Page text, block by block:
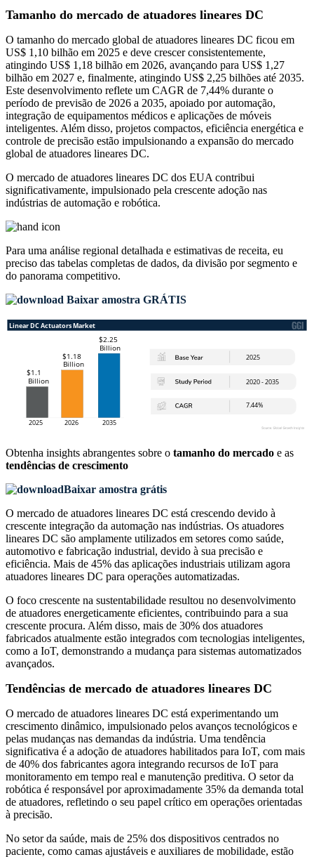
Tamanho do mercado de atuadores lineares DC
O tamanho do mercado global de atuadores lineares DC ficou em
US$ 1,10 bilhão em 2025 e deve crescer consistentemente,
atingindo US$ 1,18 bilhão em 2026, avançando para US$ 1,27
bilhão em 2027 e, finalmente, atingindo US$ 2,25 bilhões até 2035.
Este desenvolvimento reflete um CAGR de 7,44% durante o
período de previsão de 2026 a 2035, apoiado por automação,
integração de equipamentos médicos e aplicações de móveis
inteligentes. Além disso, projetos compactos, eficiência energética e
controle de precisão estão impulsionando a expansão do mercado
global de atuadores lineares DC.
O mercado de atuadores lineares DC dos EUA contribui
significativamente, impulsionado pela crescente adoção nas
indústrias de automação e robótica.
Para uma análise regional detalhada e estimativas de receita, eu
preciso das tabelas completas de dados, da divisão por segmento e
do panorama competitivo.
Baixar amostra GRÁTIS
Obtenha insights abrangentes sobre o tamanho do mercado e as
tendências de crescimento
Baixar amostra grátis
O mercado de atuadores lineares DC está crescendo devido à
crescente integração da automação nas indústrias. Os atuadores
lineares DC são amplamente utilizados em setores como saúde,
automotivo e fabricação industrial, devido à sua precisão e
eficiência. Mais de 45% das aplicações industriais utilizam agora
atuadores lineares DC para operações automatizadas.
O foco crescente na sustentabilidade resultou no desenvolvimento
de atuadores energeticamente eficientes, contribuindo para a sua
crescente procura. Além disso, mais de 30% dos atuadores
fabricados atualmente estão integrados com tecnologias inteligentes,
como a IoT, demonstrando a mudança para sistemas automatizados
avançados.
Tendências de mercado de atuadores lineares DC
O mercado de atuadores lineares DC está experimentando um
crescimento dinâmico, impulsionado pelos avanços tecnológicos e
pelas mudanças nas demandas da indústria. Uma tendência
significativa é a adoção de atuadores habilitados para IoT, com mais
de 40% dos fabricantes agora integrando recursos de IoT para
monitoramento em tempo real e manutenção preditiva. O setor da
robótica é responsável por aproximadamente 35% da demanda total
de atuadores, refletindo o seu papel crítico em operações orientadas
à precisão.
No setor da saúde, mais de 25% dos dispositivos centrados no
paciente, como camas ajustáveis ​​e auxiliares de mobilidade, estão